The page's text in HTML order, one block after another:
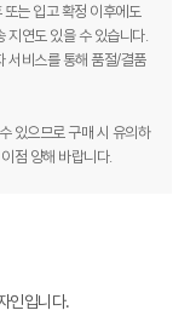
는 입고 확정 이후에도
지연도 있을 수 있습니다.
서비스를 통해 품절/결품
있으므로 구매 시 유의하
점 양해 바랍니다.
인입니다.